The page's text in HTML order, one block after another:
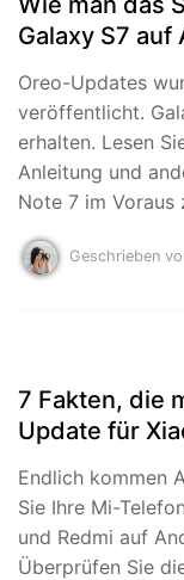
Galaxy S7
Oreo-Updates
veröffentlicht.
erhalten. Lesen
Anleitung und
Note 7 im Voraus
Geschrieben
7 Fakten, die
Update für
Endlich kommen
Sie Ihre Mi-
und Redmi auf
Überprüfen Sie